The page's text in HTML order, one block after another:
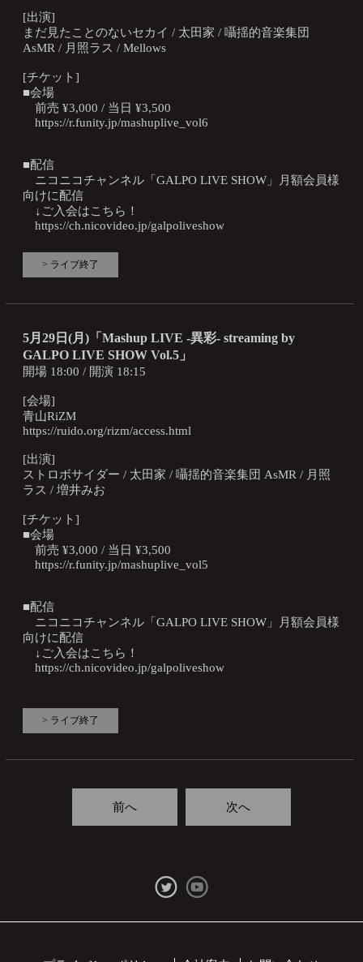
[出演]
まだ見たことのないセカイ / 太田家 / 囁揺的音楽集団
AsMR / 月照ラス / Mellows
[チケット]
■会場
前売 ¥3,000 / 当日 ¥3,500
https://r.funity.jp/mashuplive_vol6
■配信
ニコニコチャンネル「GALPO LIVE SHOW」月額会員様
向けに配信
↓ご入会はこちら！
https://ch.nicovideo.jp/galpoliveshow
> ライブ終了
5月29日(月)「Mashup LIVE -異彩- streaming by
GALPO LIVE SHOW Vol.5」
開場 18:00 / 開演 18:15
[会場]
青山RiZM
https://ruido.org/rizm/access.html
[出演]
ストロボサイダー / 太田家 / 囁揺的音楽集団 AsMR / 月照
ラス / 増井みお
[チケット]
■会場
前売 ¥3,000 / 当日 ¥3,500
https://r.funity.jp/mashuplive_vol5
■配信
ニコニコチャンネル「GALPO LIVE SHOW」月額会員様
向けに配信
↓ご入会はこちら！
https://ch.nicovideo.jp/galpoliveshow
> ライブ終了
前へ 次へ